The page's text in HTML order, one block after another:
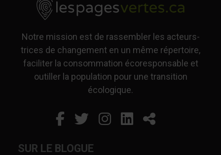
Notre mission est de rassembler les acteurs-
trices de changement en un même répertoire,
faciliter la consommation écoresponsable et
outiller la population pour une transition
écologique.
Facebook
Ce lien s'ouvrira dans
Twitter
Ce lien s'ouvrira
Instagram
Ce lien s'ouvrira
LinkedIn
Ce lien
Partager
SUR LE BLOGUE